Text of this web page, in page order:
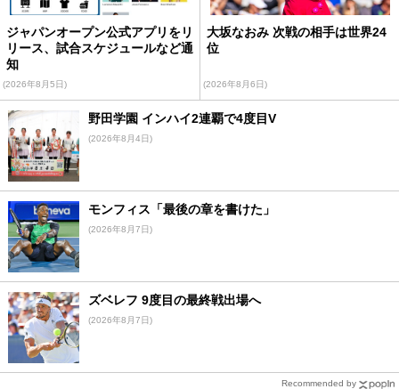
ジャパンオープン公式アプリをリ
リース、試合スケジュールなど通
知
(2026年8月5日)
大坂なおみ 次戦の相手は世界24
位
(2026年8月6日)
野田学園 インハイ2連覇で4度目V
(2026年8月4日)
モンフィス「最後の章を書けた」
(2026年8月7日)
ズベレフ 9度目の最終戦出場へ
(2026年8月7日)
Recommended by